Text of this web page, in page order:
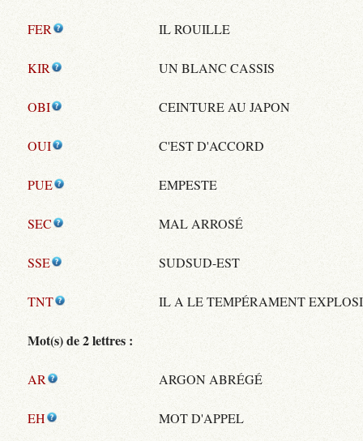
FER IL ROUILLE
KIR UN BLANC CASSIS
OBI CEINTURE AU JAPON
OUI C'EST D'ACCORD
PUE EMPESTE
SEC MAL ARROSÉ
SSE SUDSUD-EST
TNT IL A LE TEMPÉRAMENT
Mot(s) de 2 lettres :
AR ARGON ABRÉGÉ
EH MOT D'APPEL